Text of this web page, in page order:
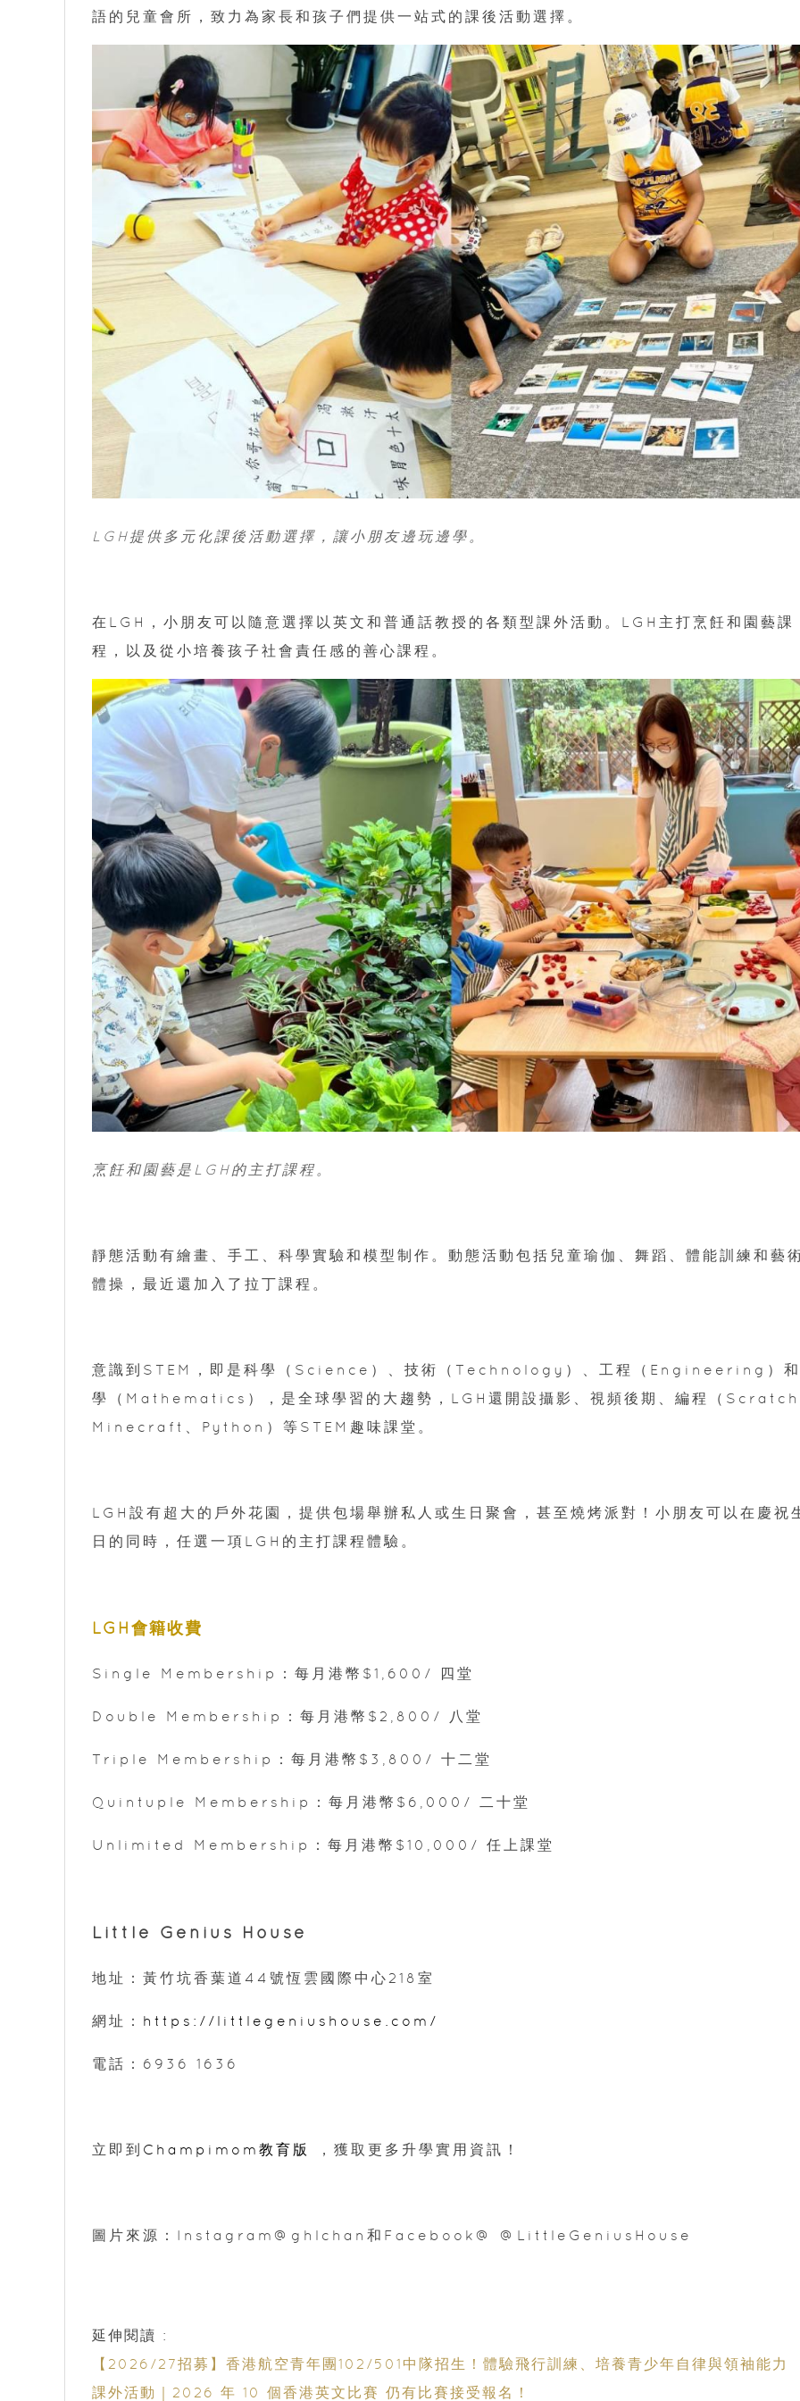
語的兒童會所，致力為家長和孩子們提供一站式的課後活動選擇。
LGH提供多元化課後活動選擇，讓小朋友邊玩邊學。
在LGH，小朋友可以隨意選擇以英文和普通話教授的各類型課外活動。LGH主打烹飪和園藝課
程，以及從小培養孩子社會責任感的善心課程。
烹飪和園藝是LGH的主打課程。
靜態活動有繪畫、手工、科學實驗和模型制作。動態活動包括兒童瑜伽、舞蹈、體能訓練和藝
體操，最近還加入了拉丁課程。
意識到STEM，即是科學（Science）、技術（Technology）、工程（Engineering）和
學（Mathematics），是全球學習的大趨勢，LGH還開設攝影、視頻後期、編程（Scratch
Minecraft、Python）等STEM趣味課堂。
LGH設有超大的戶外花園，提供包場舉辦私人或生日聚會，甚至燒烤派對！小朋友可以在慶祝
日的同時，任選一項LGH的主打課程體驗。
LGH會籍收費
Single Membership：每月港幣$1,600/ 四堂
Double Membership：每月港幣$2,800/ 八堂
Triple Membership：每月港幣$3,800/ 十二堂
Quintuple Membership：每月港幣$6,000/ 二十堂
Unlimited Membership：每月港幣$10,000/ 任上課堂
Little Genius House
地址：黃竹坑香葉道44號恆雲國際中心218室
網址： https://littlegeniushouse.com/
電話：6936 1636
立即到 Champimom教育版 ，獲取更多升學實用資訊！
圖片來源：Instagram@ghlchan和Facebook@ @LittleGeniusHouse
延伸閱讀 :
【2026/27招募】香港航空青年團102/501中隊招生！體驗飛行訓練、培養青少年自律與領袖能力
課外活動｜2026 年 10 個香港英文比賽 仍有比賽接受報名！